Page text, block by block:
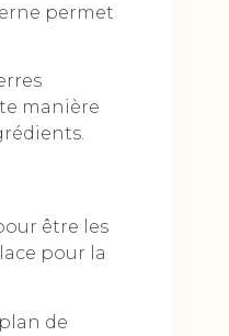
permet
manière
être les
pour la
de